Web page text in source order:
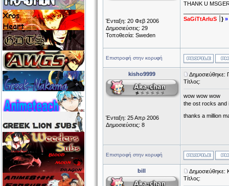
Ένταξη: 20 Φεβ 2006
Δημοσιεύσεις: 29
Τοποθεσία: Sweden
THANK U
SaGiTtArIuS
׀}»
Επιστροφή στην κορυφή
kisho9999
Ένταξη: 25 Απρ 2006
Δημοσιεύσεις: 8
Τίτλος:
wow wow wow
the ost rocks and
thanks a million
Επιστροφή στην κορυφή
bill
Τίτλος: